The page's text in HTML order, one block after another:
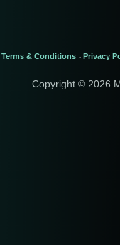
Terms & Conditions - Privacy
Copyright © 2026